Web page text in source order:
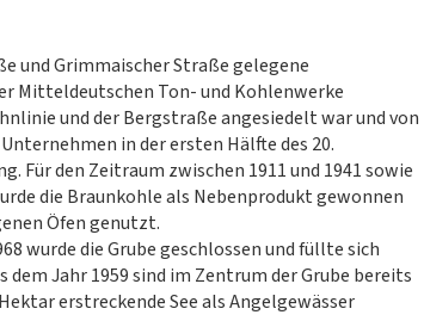
und Grimmaischer Straße gelegene
Mitteldeutschen Ton- und Kohlenwerke
und der Bergstraße angesiedelt war und von
in der ersten Hälfte des 20.
Für den Zeitraum zwischen 1911 und 1941 sowie
die Braunkohle als Nebenprodukt gewonnen
Öfen genutzt.
wurde die Grube geschlossen und füllte sich
Jahr 1959 sind im Zentrum der Grube bereits
erstreckende See als Angelgewässer